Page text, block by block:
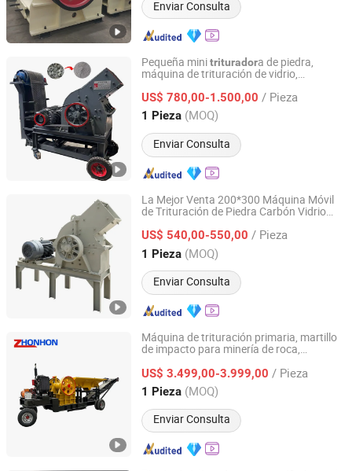
Enviar Consulta
Pequeña minitrituradora de piedra,
máquina de trituración de vidrio,
US$ 780,00-1.500,00 / Pieza
1 Pieza (MOQ)
Enviar Consulta
Gongyi Yuanhang Machinery Equipment Co., Ltd.
Henan, China Desde 2025
La Mejor Venta 200*300 Máquina Móvil
de Trituración de Piedra Carbón Vidrio
Trituradora de Concreto Molino de
Martillos
US$ 540,00-550,00 / Pieza
1 Pieza (MOQ)
Enviar Consulta
Shandong Qufu Taifeng Mechanical Equipment Co., Ltd.
Shandong, China Desde 2025
Máquina de trituración primaria, martillo
de impacto para minería de roca,
móvil de mandíbula para cantera
US$ 3.499,00-3.999,00 / Pieza
1 Pieza (MOQ)
Enviar Consulta
Henan Zhonhon Heavy Industry Technology Co., Ltd.
Henan, China Desde 2026